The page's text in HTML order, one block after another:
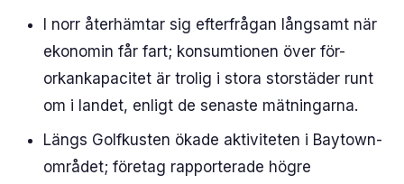
I norr återhämtar sig efterfrågan långsamt när
ekonomin får fart; konsumtionen över för-
orkankapacitet är trolig i stora storstäder runt
om i landet, enligt de senaste mätningarna.
Längs Golfkusten ökade aktiviteten i Baytown-
området; företag rapporterade högre